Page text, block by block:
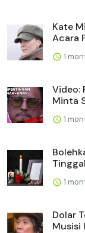
Kate
Acara
1
Video:
Minta
1
1
Dolar
Musisi